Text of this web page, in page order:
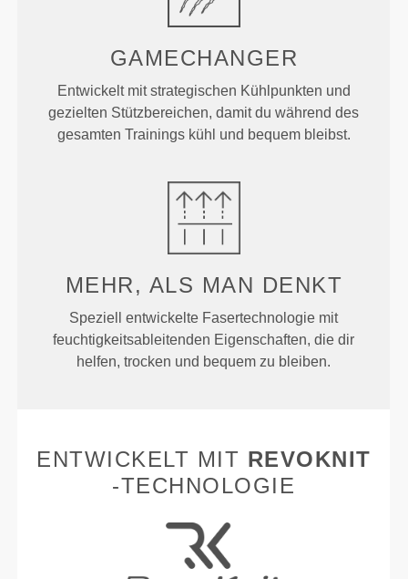
GAMECHANGER
Entwickelt mit strategischen Kühlpunkten und
gezielten Stützbereichen, damit du während des
gesamten Trainings kühl und bequem bleibst.
MEHR, ALS MAN DENKT
Speziell entwickelte Fasertechnologie mit
feuchtigkeitsableitenden Eigenschaften, die dir
helfen, trocken und bequem zu bleiben.
ENTWICKELT MIT REVOKNIT
-TECHNOLOGIE